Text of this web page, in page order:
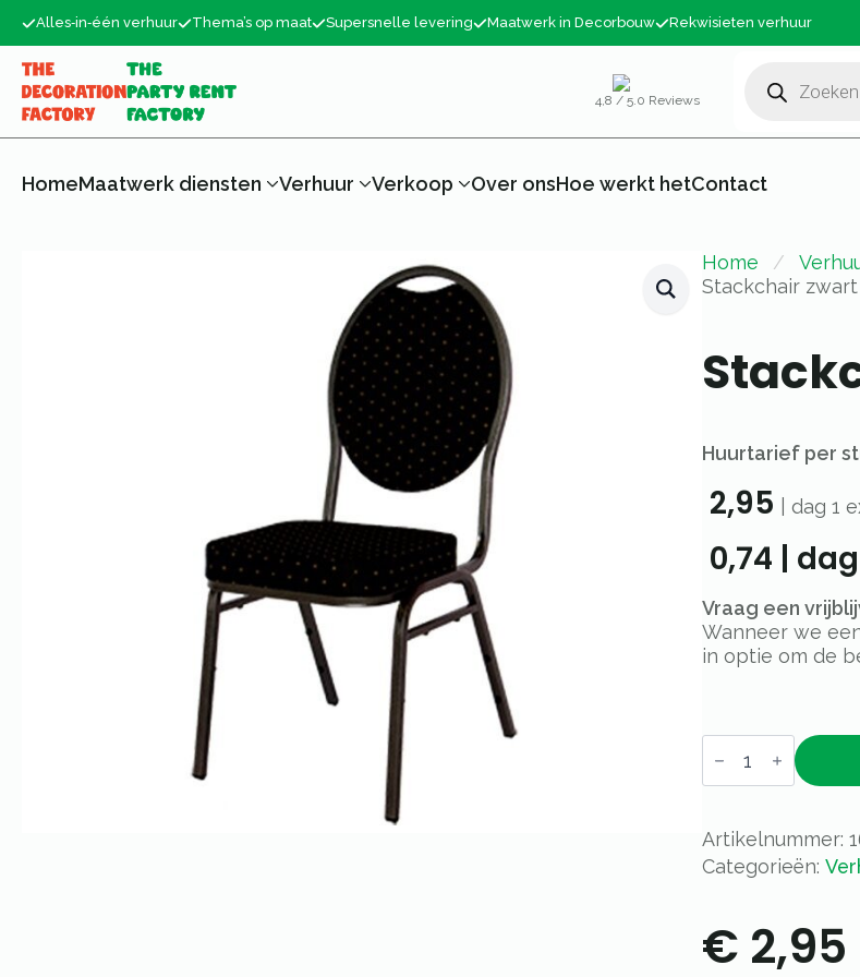
Alles‑in‑één verhuur Thema’s op maat Supersnelle levering Maatwerk in Decorbouw Rekwisieten verhuur
4,8 / 5.0 Reviews
zoeken
HomeMaatwerk diensten Verhuur Verkoop Over onsHoe werkt hetContact
Home
Stackchair zwart
Huurtarief per
2,95 dag 1
0,74
Vraag een
Wanneer we
in optie om de
Stackchair
zwart
aantal
Artikelnummer:
Categorieën:
€ 2,95